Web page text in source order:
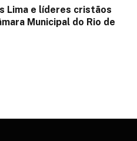
Lima e líderes cristãos
Municipal do Rio de